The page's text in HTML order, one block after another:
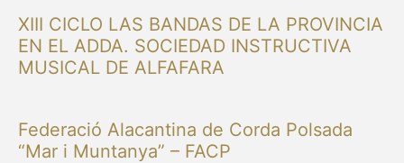
XIII CICLO LAS BANDAS DE LA PROVINCIA
EN EL ADDA. SOCIEDAD INSTRUCTIVA
MUSICAL DE ALFAFARA
Federació Alacantina de Corda Polsada
“Mar i Muntanya” – FACP